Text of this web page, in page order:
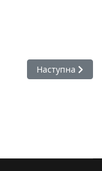
— Продолжение
Наступна
Наступна